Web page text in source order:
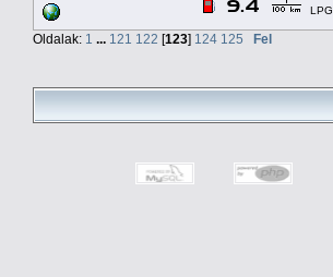
LPG
Oldalak: 1 ... 121 122 [123] 124 125 Fel